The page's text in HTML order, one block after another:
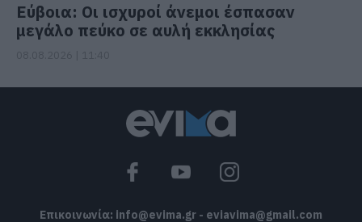
Εύβοια: Οι ισχυροί άνεμοι έσπασαν
μεγάλο πεύκο σε αυλή εκκλησίας
Επικοινωνία: info@evima.gr - eviavima@gmail.com